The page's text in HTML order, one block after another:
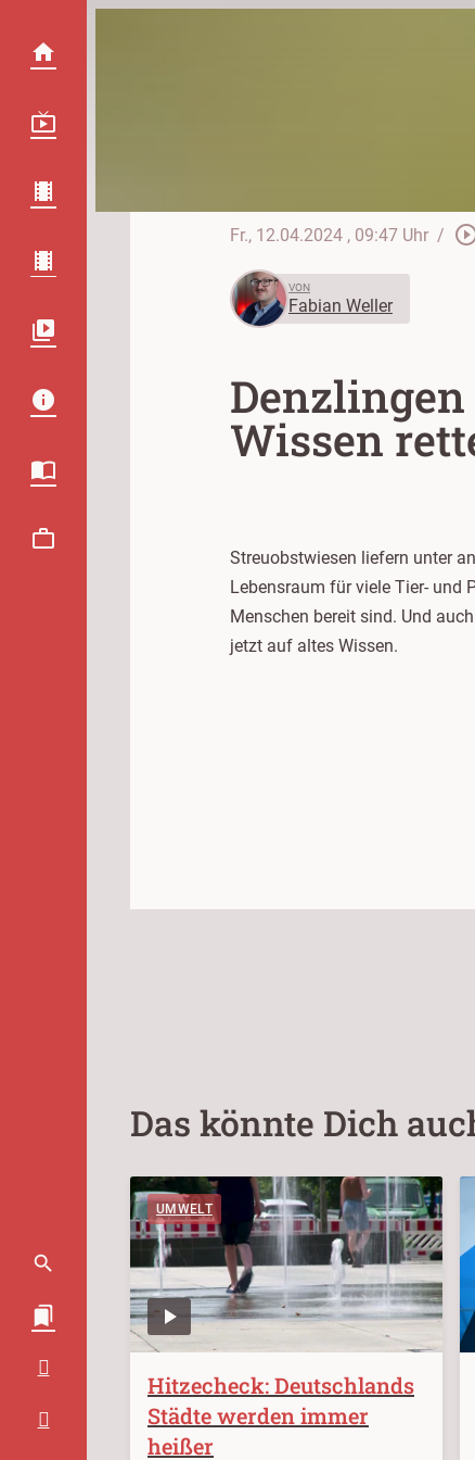
Fr., 12.04.2024 , 09:47 Uhr /
VON
Fabian Weller
Wissen
Streuobstwiesen liefern unter
Lebensraum für viele Tier- und
Menschen bereit sind. Und
jetzt auf altes Wissen.
Das könnte Dich
UMWELT
Hitzecheck: Deutschlands
Städte werden immer
heißer